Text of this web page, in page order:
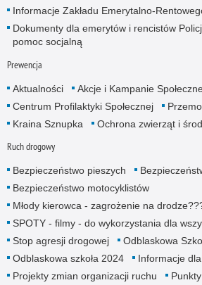
Informacje Zakładu Emerytalno-
Dokumenty dla emerytów i rencistów
pomoc socjalną
Prewencja
Aktualności
Akcje i Kampanie
Centrum Profilaktyki Społecznej
Kraina Sznupka
Ochrona zwierząt i
Ruch drogowy
Bezpieczeństwo pieszych
Bezpieczeństwo motocyklistów
Młody kierowca - zagrożenie na
SPOTY - filmy - do wykorzystania dla
Stop agresji drogowej
Odblaskowa
Odblaskowa szkoła 2024
Informacje
Projekty zmian organizacji ruchu